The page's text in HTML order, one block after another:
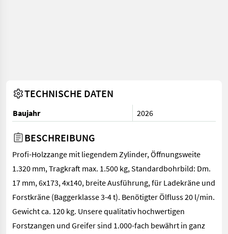
TECHNISCHE DATEN
Baujahr 2026
BESCHREIBUNG
Profi-Holzzange mit liegendem Zylinder, Öffnungsweite
1.320 mm, Tragkraft max. 1.500 kg, Standardbohrbild: Dm.
17 mm, 6x173, 4x140, breite Ausführung, für Ladekräne und
Forstkräne (Baggerklasse 3-4 t). Benötigter Ölfluss 20 l/min.
Gewicht ca. 120 kg. Unsere qualitativ hochwertigen
Forstzangen und Greifer sind 1.000-fach bewährt in ganz